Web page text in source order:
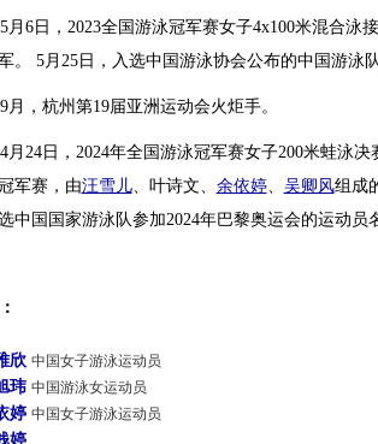
月6日，2023全国游泳冠军赛女子4x100米混合泳
。 5月25日，入选中国游泳协会公布的中国游泳
月，杭州第19届亚洲运动会火炬手。
月24日，2024年全国游泳冠军赛女子200米蛙泳
军赛，由汪雪儿、叶诗文、 余依婷、 吴卿风组成
中国国家游泳队参加2024年巴黎奥运会的运动员
欣 中国女子游泳运动员
玮 中国游泳女运动员
婷 中国女子游泳运动员
婷